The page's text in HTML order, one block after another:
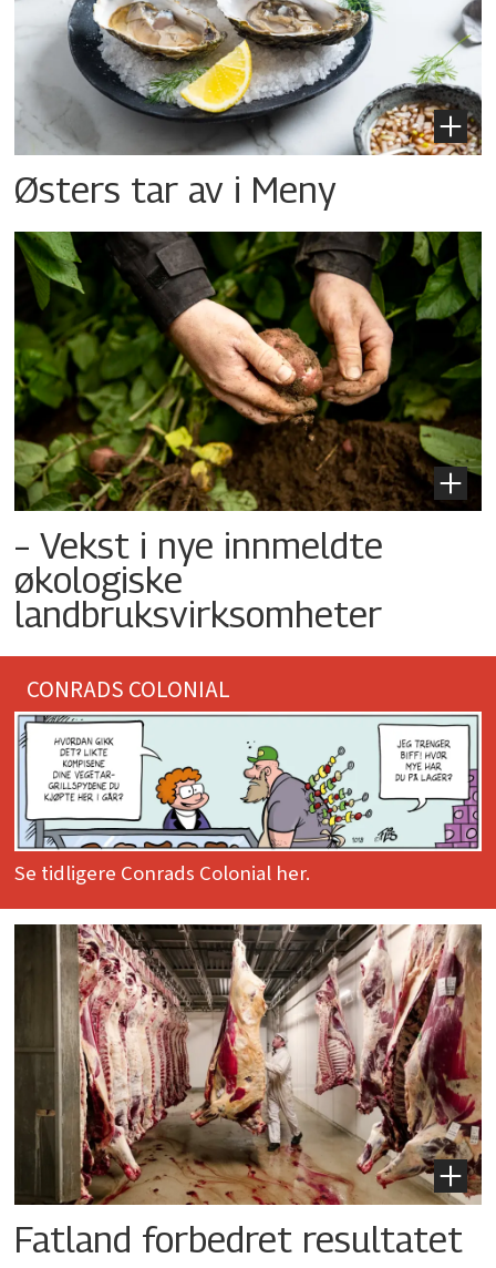
Østers tar av i Meny
– Vekst i nye innmeldte
økologiske
landbruksvirksomheter
CONRADS COLONIAL
Se tidligere Conrads Colonial her.
Fatland forbedret resultatet